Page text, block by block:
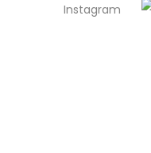
Instagram